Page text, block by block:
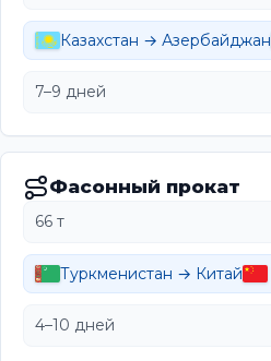
Казахстан → Азербайджан
7–9 дней
Фасонный прокат
66 т
Туркменистан → Китай
4–10 дней